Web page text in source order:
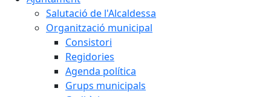
Salutació de l'Alcaldessa
Organització municipal
Consistori
Regidories
Agenda política
Grups municipals